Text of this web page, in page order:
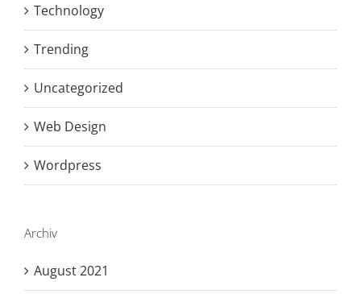
Technology
Trending
Uncategorized
Web Design
Wordpress
Archiv
August 2021